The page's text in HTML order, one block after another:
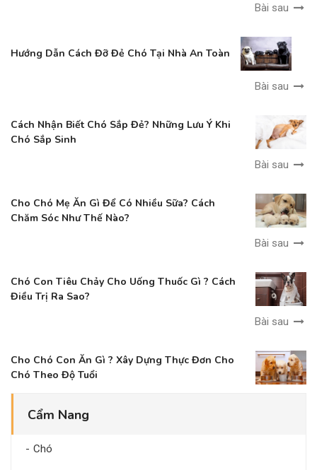
Bài sau
Hướng Dẫn Cách Đỡ Đẻ Chó Tại Nhà An Toàn
Bài sau
Cách Nhận Biết Chó Sắp Đẻ? Những Lưu Ý Khi
Chó Sắp Sinh
Bài sau
Cho Chó Mẹ Ăn Gì Để Có Nhiều Sữa? Cách
Chăm Sóc Như Thế Nào?
Bài sau
Chó Con Tiêu Chảy Cho Uống Thuốc Gì ? Cách
Điều Trị Ra Sao?
Bài sau
Cho Chó Con Ăn Gì ? Xây Dựng Thực Đơn Cho
Chó Theo Độ Tuổi
Cẩm Nang
Chó